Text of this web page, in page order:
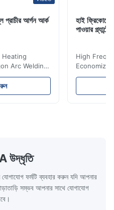
প্রাচীর আর্গন আর্ক
Heating
Arc Welding
laid
the furnace
water
cooling
হাই
পাওয়ার
High
Product
industrial
উদ্ধৃতি
ফর্মটি ব্যবহার করুন যদি আপনার
সম্ভব আপনার সাথে যোগাযোগ